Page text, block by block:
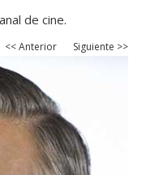
de cine.
<< Anterior Siguiente >>